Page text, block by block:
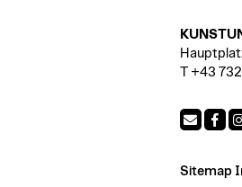
T +43
Sitemap